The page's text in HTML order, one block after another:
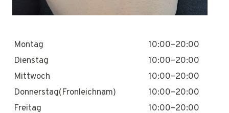
Montag
10:00–20:00
Dienstag
10:00–20:00
Mittwoch
10:00–20:00
Donnerstag(Fronleichnam)
10:00–20:00
Freitag
10:00–20:00